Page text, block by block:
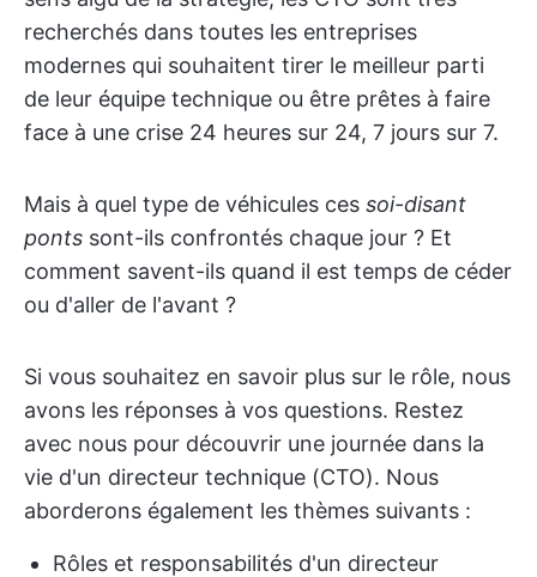
recherchés dans toutes les entreprises
modernes qui souhaitent tirer le meilleur parti
de leur équipe technique ou être prêtes à faire
face à une crise 24 heures sur 24, 7 jours sur 7.
Mais à quel type de véhicules ces soi-disant
ponts sont-ils confrontés chaque jour ? Et
comment savent-ils quand il est temps de céder
ou d'aller de l'avant ?
Si vous souhaitez en savoir plus sur le rôle, nous
avons les réponses à vos questions. Restez
avec nous pour découvrir une journée dans la
vie d'un directeur technique (CTO). Nous
aborderons également les thèmes suivants :
Rôles et responsabilités d'un directeur